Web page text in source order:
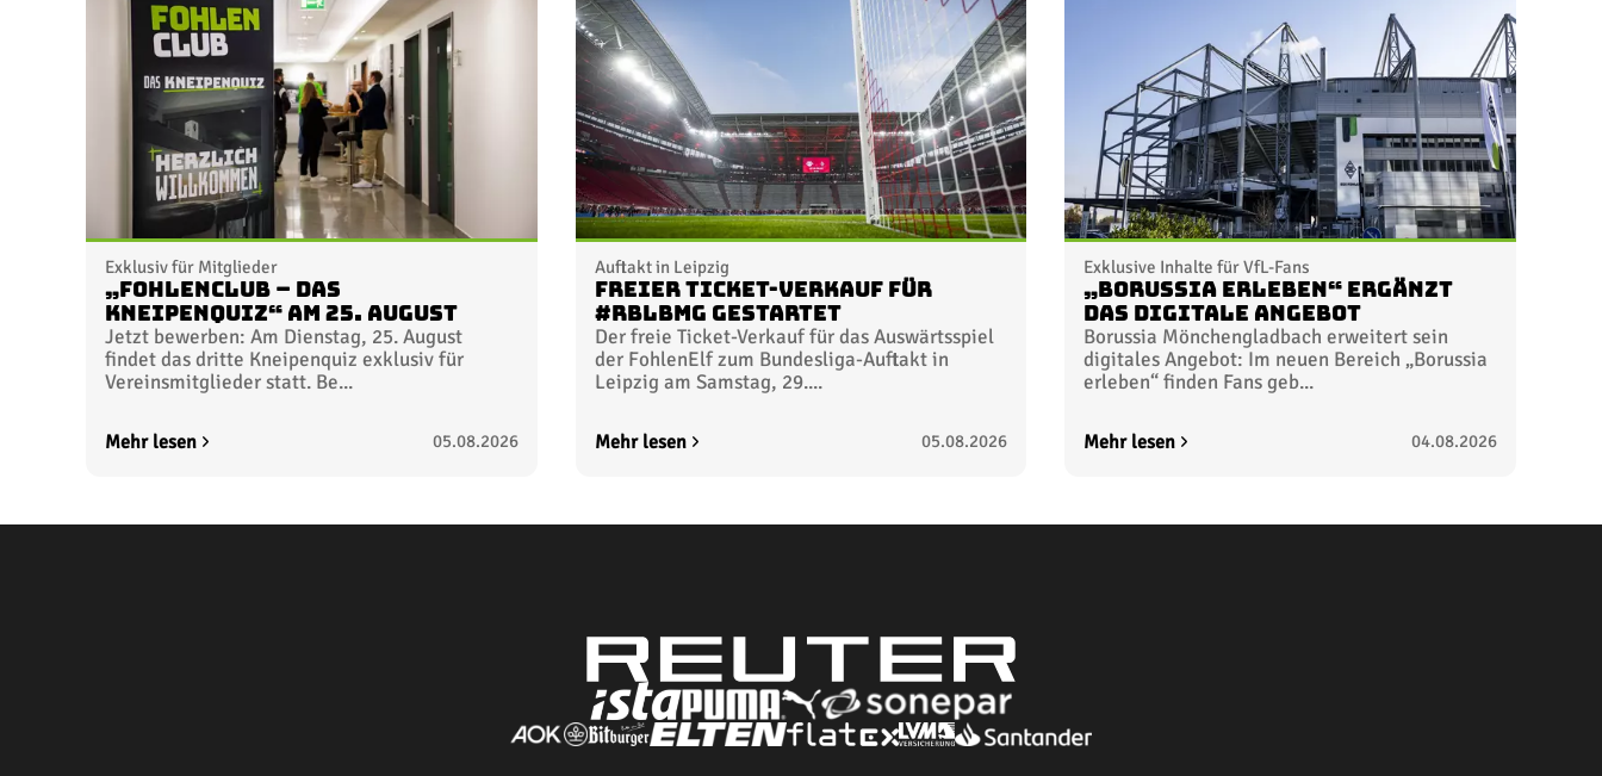
Exklusiv für Mitglieder
„FohlenClub – Das
Kneipenquiz“ am 25. August
Jetzt bewerben: Am Dienstag, 25. August
findet das dritte Kneipenquiz exklusiv für
Vereinsmitglieder statt. Be...
Mehr lesen 05.08.2026
Auftakt in Leipzig
Freier Ticket-Verkauf für
#RBLBMG gestartet
Der freie Ticket-Verkauf für das Auswärtsspiel
der FohlenElf zum Bundesliga-Auftakt in
Leipzig am Samstag, 29....
Mehr lesen 05.08.2026
Exklusive Inhalte für VfL-Fans
„Borussia erleben“ ergänzt
das digitale Angebot
Borussia Mönchengladbach erweitert sein
digitales Angebot: Im neuen Bereich „Borussia
erleben“ finden Fans geb...
Mehr lesen 04.08.2026